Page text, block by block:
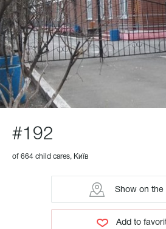
#192
of 664 child cares, Київ
Show on the
Add to